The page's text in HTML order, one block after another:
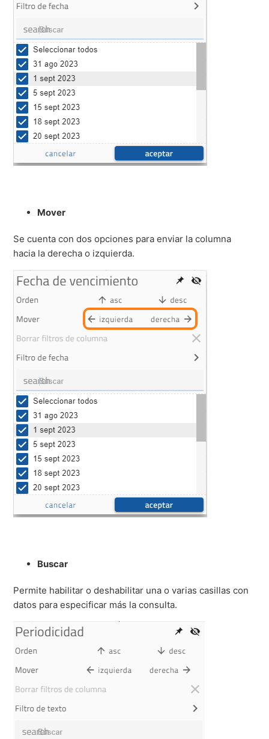
Mover
Se cuenta con dos opciones para enviar la columna
hacia la derecha o izquierda.
Buscar
Permite habilitar o deshabilitar una o varias casillas con
datos para especificar más la consulta.